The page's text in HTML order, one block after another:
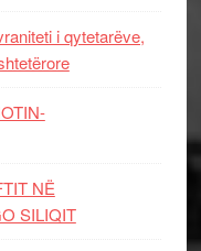
i qytetarëve,
NË
SILIQIT